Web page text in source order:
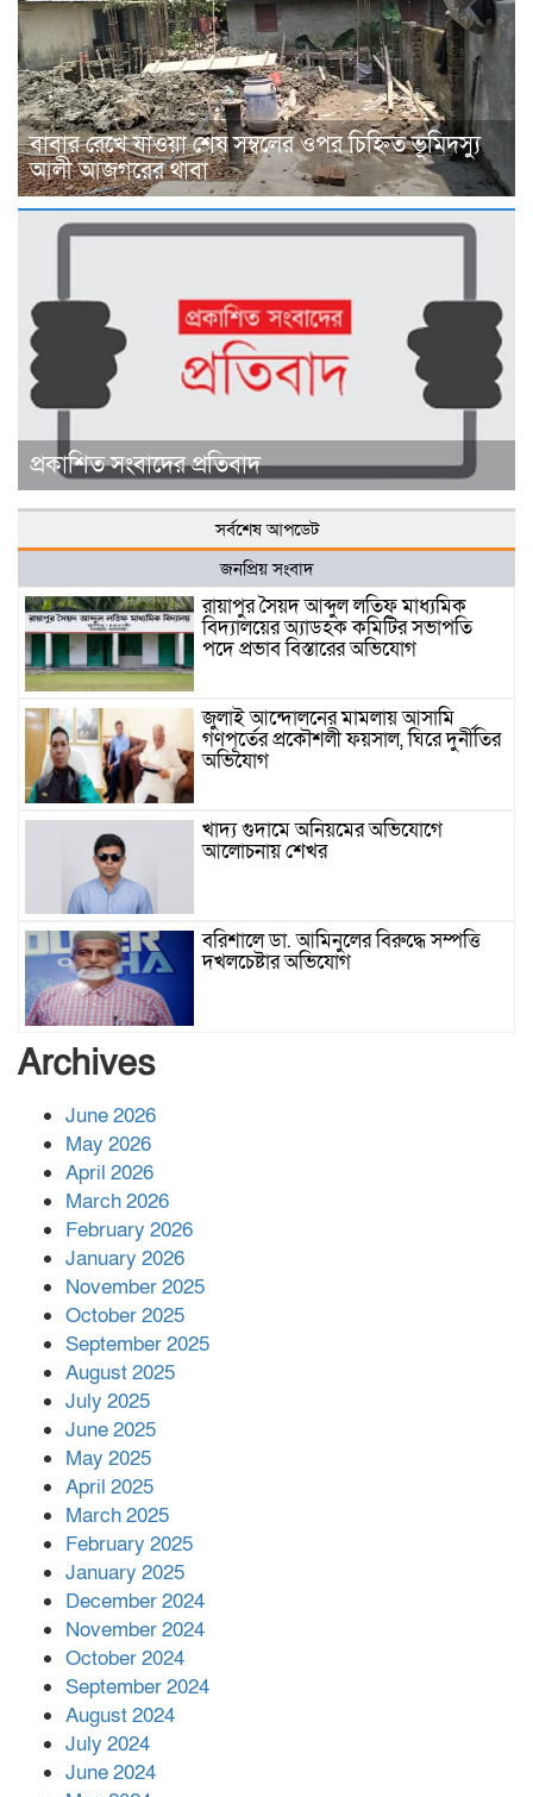
বাবার রেখে যাওয়া শেষ সম্বলের ওপর চিহ্নিত ভূমিদস্যু
আলী আজগরের থাবা
প্রকাশিত সংবাদের প্রতিবাদ
সর্বশেষ আপডেট
জনপ্রিয় সংবাদ
রায়াপুর সৈয়দ আব্দুল লতিফ মাধ্যমিক
বিদ্যালয়ের অ্যাডহক কমিটির সভাপতি
পদে প্রভাব বিস্তারের অভিযোগ
জুলাই আন্দোলনের মামলায় আসামি
গণপূর্তের প্রকৌশলী ফয়সাল, ঘিরে দুর্নীতির
অভিযোগ
খাদ্য গুদামে অনিয়মের অভিযোগে
আলোচনায় শেখর
বরিশালে ডা. আমিনুলের বিরুদ্ধে সম্পত্তি
দখলচেষ্টার অভিযোগ
নলছিটিতে শ্রমিকদলের অবৈধ কমিটি
প্রকাশের অভিযোগ
আহত ৪০
Archives
June 2026
May 2026
April 2026
March 2026
February 2026
January 2026
November 2025
October 2025
September 2025
August 2025
July 2025
June 2025
May 2025
April 2025
March 2025
February 2025
January 2025
December 2024
November 2024
October 2024
September 2024
August 2024
July 2024
June 2024